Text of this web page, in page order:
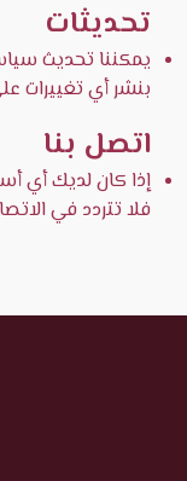
تحديثات
يمكننا تحديث
بنشر أي تغييرات
اتصل بنا
إذا كان لديك أي
فلا تتردد في